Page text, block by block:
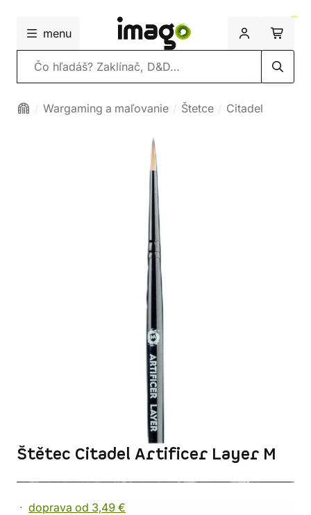
menu
Vyhľadávanie
Wargaming a maľovanie Štetce Citadel
Štětec Citadel Artificer Layer M
doprava od 3,49 €